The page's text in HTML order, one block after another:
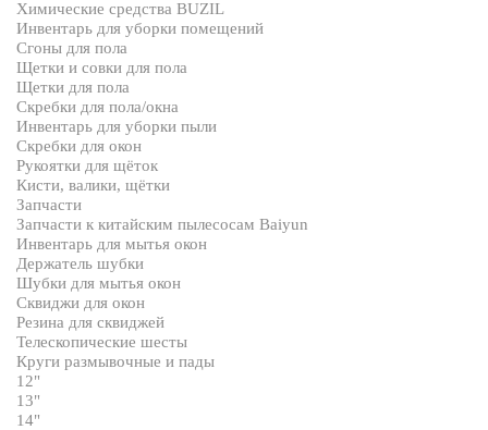
Химические средства BUZIL
Инвентарь для уборки помещений
Сгоны для пола
Щетки и совки для пола
Щетки для пола
Скребки для пола/окна
Инвентарь для уборки пыли
Скребки для окон
Рукоятки для щёток
Кисти, валики, щётки
Запчасти
Запчасти к китайским пылесосам Baiyun
Инвентарь для мытья окон
Держатель шубки
Шубки для мытья окон
Сквиджи для окон
Резина для сквиджей
Телескопические шесты
Круги размывочные и пады
12"
13"
14"